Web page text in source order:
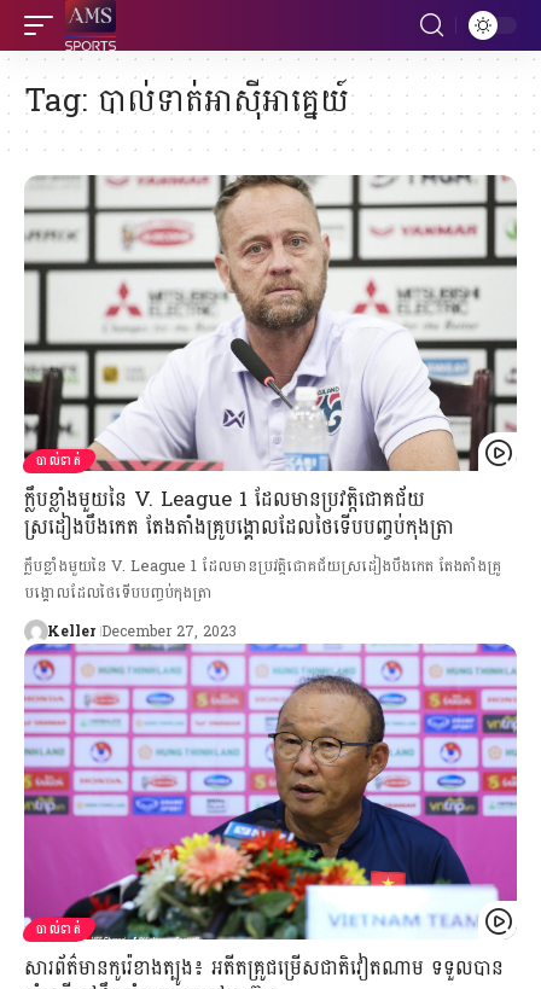
Tag:បាល់ទាត់អាស៊ីអាគ្នេយ៍
បាល់ទាត់
ក្លឹបខ្លាំងមួយនៃ V. League 1 ដែលមានប្រវត្តិជោគជ័យ
ស្រដៀងបឹងកេត តែងតាំងគ្រូបង្គោលដែលថៃទើបបញ្ចប់កុងត្រា
ក្លឹបខ្លាំងមួយនៃ V. League 1 ដែលមានប្រវត្តិជោគជ័យស្រដៀងបឹងកេត តែងតាំងគ្រូ
បង្គោលដែលថៃទើបបញ្ចប់កុងត្រា
Keller December 27, 2023
បាល់ទាត់
សារព័ត៌មានកូរ៉េខាងត្បូង៖ អតីតគ្រូជម្រើសជាតិវៀតណាម ទទួលបាន